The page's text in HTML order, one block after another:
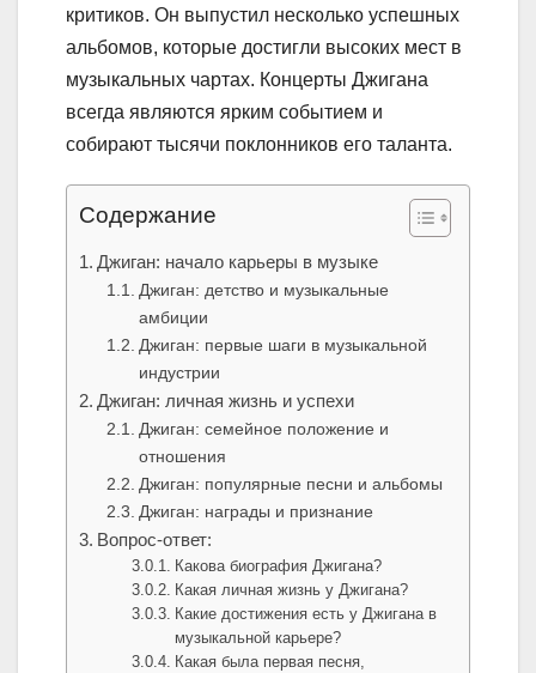
критиков. Он выпустил несколько успешных
альбомов, которые достигли высоких мест в
музыкальных чартах. Концерты Джигана
всегда являются ярким событием и
собирают тысячи поклонников его таланта.
Содержание
Джиган: начало карьеры в музыке
Джиган: детство и музыкальные
амбиции
Джиган: первые шаги в музыкальной
индустрии
Джиган: личная жизнь и успехи
Джиган: семейное положение и
отношения
Джиган: популярные песни и альбомы
Джиган: награды и признание
Вопрос-ответ:
Какова биография Джигана?
Какая личная жизнь у Джигана?
Какие достижения есть у Джигана в
музыкальной карьере?
Какая была первая песня,